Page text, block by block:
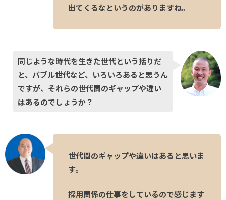
出てくるなというのがありますね。
同じような時代を生きた世代という括りだ
と、バブル世代など、いろいろあると思うん
ですが、それらの世代間のギャップや違い
はあるのでしょうか？
世代間のギャップや違いはあると思いま
す。
採用関係の仕事をしているので感じます